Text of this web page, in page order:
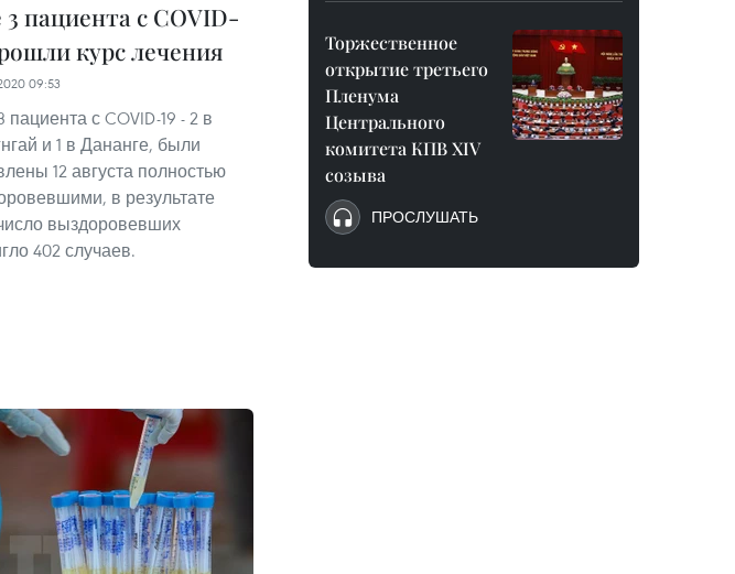
пациента с COVID-
курс лечения
09:53
с COVID-19 - 2 в
и 1 в Дананге, были
12 августа полностью
в результате
выздоровевших
402 случаев.
Торжественное
открытие третьего
Пленума
Центрального
комитета КПВ XIV
созыва
ПРОСЛУШАТЬ